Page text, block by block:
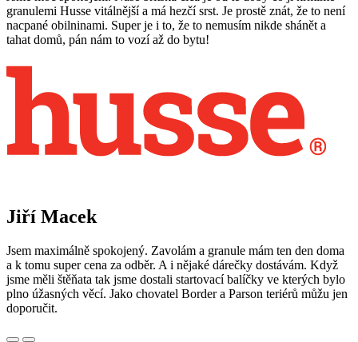
granulemi Husse vitálnější a má hezčí srst. Je prostě znát, že to není
nacpané obilninami. Super je i to, že to nemusím nikde shánět a
tahat domů, pán nám to vozí až do bytu!
Jiří Macek
Jsem maximálně spokojený. Zavolám a granule mám ten den doma
a k tomu super cena za odběr. A i nějaké dárečky dostávám. Když
jsme měli štěňata tak jsme dostali startovací balíčky ve kterých bylo
plno úžasných věcí. Jako chovatel Border a Parson teriérů můžu jen
doporučit.